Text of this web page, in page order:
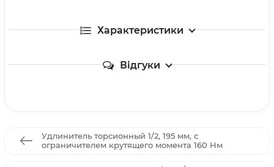
Характеристики
Відгуки
Удлинитель торсионный 1/2, 195 мм, с
ограничителем крутящего момента 160 Нм